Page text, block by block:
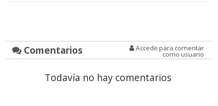
Comentarios Accede para comentar
como usuario
Todavía no hay comentarios